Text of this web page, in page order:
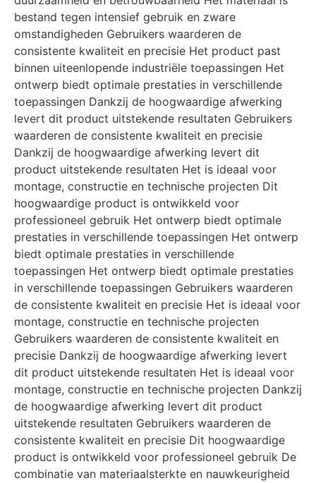
bestand tegen intensief gebruik en zware
omstandigheden Gebruikers waarderen de
consistente kwaliteit en precisie Het product past
binnen uiteenlopende industriële toepassingen Het
ontwerp biedt optimale prestaties in verschillende
toepassingen Dankzij de hoogwaardige afwerking
levert dit product uitstekende resultaten Gebruikers
waarderen de consistente kwaliteit en precisie
Dankzij de hoogwaardige afwerking levert dit
product uitstekende resultaten Het is ideaal voor
montage, constructie en technische projecten Dit
hoogwaardige product is ontwikkeld voor
professioneel gebruik Het ontwerp biedt optimale
prestaties in verschillende toepassingen Het ontwerp
biedt optimale prestaties in verschillende
toepassingen Het ontwerp biedt optimale prestaties
in verschillende toepassingen Gebruikers waarderen
de consistente kwaliteit en precisie Het is ideaal voor
montage, constructie en technische projecten
Gebruikers waarderen de consistente kwaliteit en
precisie Dankzij de hoogwaardige afwerking levert
dit product uitstekende resultaten Het is ideaal voor
montage, constructie en technische projecten Dankzij
de hoogwaardige afwerking levert dit product
uitstekende resultaten Gebruikers waarderen de
consistente kwaliteit en precisie Dit hoogwaardige
product is ontwikkeld voor professioneel gebruik De
combinatie van materiaalsterkte en nauwkeurigheid